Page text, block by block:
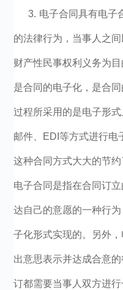
3. 电子合同具有电子
的法律行为，当事人之
财产性民事权利义务为
是合同的电子化，是合
过程所采用的是电子形
邮件、EDI等方式进行电
这种合同方式大大的节
电子合同是指在合同订
达自己的意愿的一种行
子化形式实现的。另外
出意思表示并达成合意
订都需要当事人双方进